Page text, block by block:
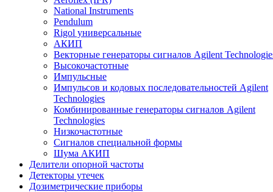
National Instruments
Pendulum
Rigol универсальные
АКИП
Векторные генераторы сигналов Agilent
Высокочастотные
Импульсные
Импульсов и кодовых последовательностей Agilent
Technologies
Комбинированные генераторы сигналов Agilent
Technologies
Низкочастотные
Сигналов специальной формы
Шума АКИП
Делители опорной частоты
Детекторы утечек
Дозиметрические приборы